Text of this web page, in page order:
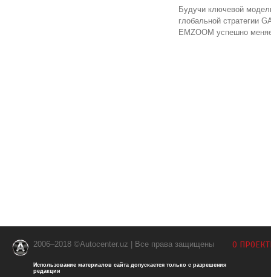
Будучи ключевой
глобальной стратегии
EMZOOM успешно
2006–2018 ©Autocenter.uz | Все права защищены
Использование материалов сайта допускается только с разрешения
редакции
О